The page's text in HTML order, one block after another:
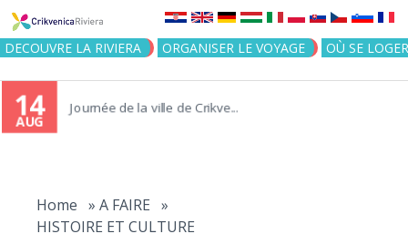
Jump to navigation
DECOUVRE LA RIVIERA ORGANISER LE VOYAGE OÙ SE LOGER
14
AUG
Journée de la ville de Crikve...
Home » A FAIRE »
HISTOIRE ET CULTURE